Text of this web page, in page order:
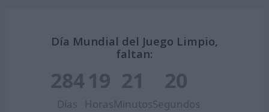
Día Mundial del Juego Limpio,
faltan:
284
Días
19
Horas
21
Minutos
19
Segundos